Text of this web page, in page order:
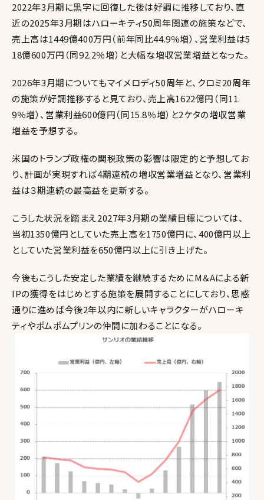
2022年3月期に黒字に回復した後は好調に推移しており、直
近の2025年3月期はハローキティ50周年関連の施策などで、
売上高は1449億400万円（前年同比44.9％増）、営業利益は5
18億600万円（同92.2％増）と大幅な増収営業増益となった。
2026年3月期についてもマイメロディ50周年と、クロミ20周年
の施策が好調推移すると見ており、売上高1622億円（同11.
9％増）、営業利益600億円（同15.8％増）と2ケタの増収営業
増益を予想する。
米国のトランプ政権の関税政策の影響は限定的と予想してお
り、計画が実現すれば4期連続の増収営業増益となり、営業利
益は３期連続の最高益を更新する。
こうした状況を踏まえ2027年3月期の業績目標については、
当初1350億円としていた売上高を1750億円に、400億円以上
としていた営業利益を650億円以上に引き上げた。
今後もこうした安定した業績を継続するためにM＆Aによる新
IPの獲得をはじめとする施策を展開することにしており、思惑
通りに進めば今後2年以内に新しいキャラクターがハローキ
ティやポムポムプリンの仲間に加わることになる。